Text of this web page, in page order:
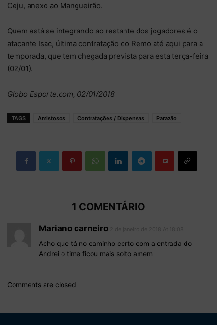
Ceju, anexo ao Mangueirão.
Quem está se integrando ao restante dos jogadores é o
atacante Isac, última contratação do Remo até aqui para a
temporada, que tem chegada prevista para esta terça-feira
(02/01).
Globo Esporte.com, 02/01/2018
TAGS Amistosos Contratações / Dispensas Parazão
1 COMENTÁRIO
Mariano carneiro
Acho que tá no caminho certo com a entrada do
Andrei o time ficou mais solto amem
Comments are closed.